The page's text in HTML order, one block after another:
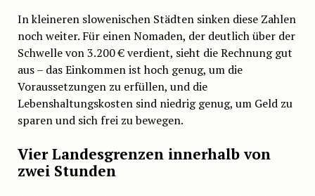
In kleineren slowenischen Städten sinken diese Zahlen
noch weiter. Für einen Nomaden, der deutlich über der
Schwelle von 3.200 € verdient, sieht die Rechnung gut
aus – das Einkommen ist hoch genug, um die
Voraussetzungen zu erfüllen, und die
Lebenshaltungskosten sind niedrig genug, um Geld zu
sparen und sich frei zu bewegen.
Vier Landesgrenzen innerhalb von
zwei Stunden